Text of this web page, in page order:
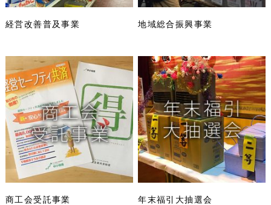
経営改善普及事業 地域総合振興事業
商工会受託事業 年末福引大抽選会